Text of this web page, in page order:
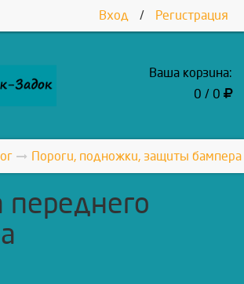
Вход / Регистрация
Ваша корзина:
0 / 0
Пороги, подножки, защиты